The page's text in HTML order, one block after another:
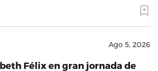
Ago 5, 2026
Félix en gran jornada de